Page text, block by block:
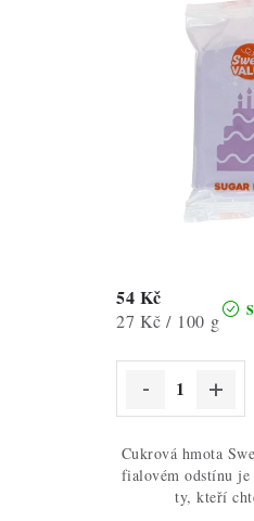
54 Kč
Měrná
27 Kč / 100 g
Cukrová hmota
fialovém odstínu
ty, kteří